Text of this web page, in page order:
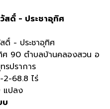
สดิ์ - ประชาอุทิศ
- ประชาอุทิศ
90 ตำบลบ้านคลองสวน อ
รปราการ
68.8 ไร่
ปลง
บ